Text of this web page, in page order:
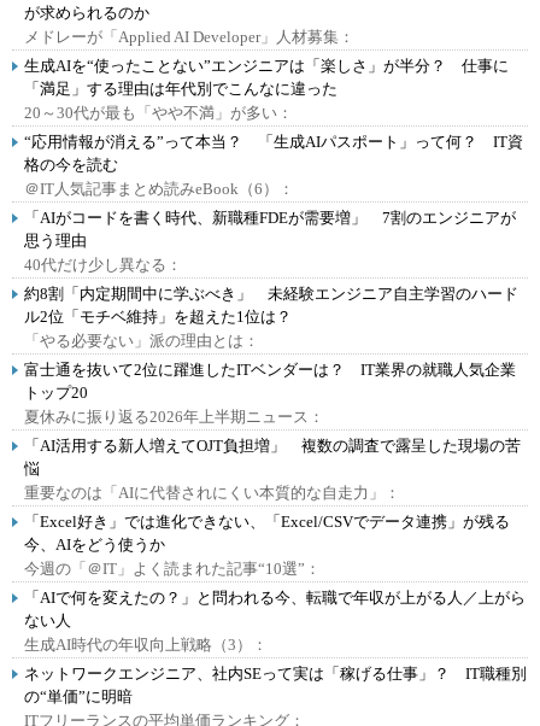
が求められるのか
メドレーが「Applied AI Developer」人材募集：
生成AIを“使ったことない”エンジニアは「楽しさ」が半分？ 仕事に
「満足」する理由は年代別でこんなに違った
20～30代が最も「やや不満」が多い：
“応用情報が消える”って本当？ 「生成AIパスポート」って何？ IT資
格の今を読む
＠IT人気記事まとめ読みeBook（6）：
「AIがコードを書く時代、新職種FDEが需要増」 7割のエンジニアが
思う理由
40代だけ少し異なる：
約8割「内定期間中に学ぶべき」 未経験エンジニア自主学習のハード
ル2位「モチベ維持」を超えた1位は？
「やる必要ない」派の理由とは：
富士通を抜いて2位に躍進したITベンダーは？ IT業界の就職人気企業
トップ20
夏休みに振り返る2026年上半期ニュース：
「AI活用する新人増えてOJT負担増」 複数の調査で露呈した現場の苦
悩
重要なのは「AIに代替されにくい本質的な自走力」：
「Excel好き」では進化できない、「Excel/CSVでデータ連携」が残る
今、AIをどう使うか
今週の「＠IT」よく読まれた記事“10選”：
「AIで何を変えたの？」と問われる今、転職で年収が上がる人／上がら
ない人
生成AI時代の年収向上戦略（3）：
ネットワークエンジニア、社内SEって実は「稼げる仕事」？ IT職種別
の“単価”に明暗
ITフリーランスの平均単価ランキング：